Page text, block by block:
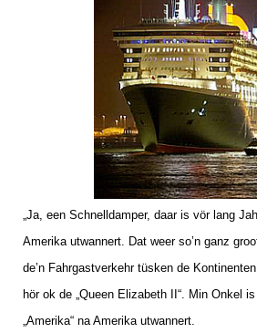
„Ja, een Schnelldamper, daar is vör lang
Amerika utwannert. Dat weer so’n ganz
de’n Fahrgastverkehr tüsken de
hör ok de „Queen Elizabeth II“. Min Onkel
„Amerika“ na Amerika utwannert.